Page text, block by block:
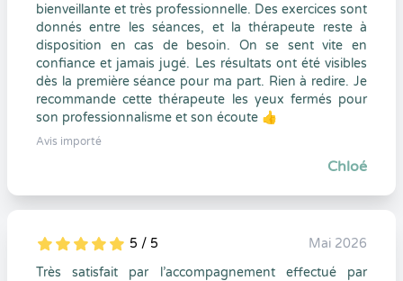
bienveillante et très professionnelle. Des exercices sont
donnés entre les séances, et la thérapeute reste à
disposition en cas de besoin. On se sent vite en
confiance et jamais jugé. Les résultats ont été visibles
dès la première séance pour ma part. Rien à redire. Je
recommande cette thérapeute les yeux fermés pour
son professionnalisme et son écoute 👍
Avis importé
Chloé
5
1
5
0 5 / 5
Mai 2026
Très satisfait par l’accompagnement effectué par